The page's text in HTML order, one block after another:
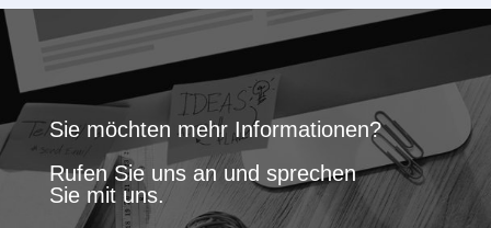
Sie möchten mehr Informationen?
Rufen Sie uns an und sprechen
Sie mit uns.